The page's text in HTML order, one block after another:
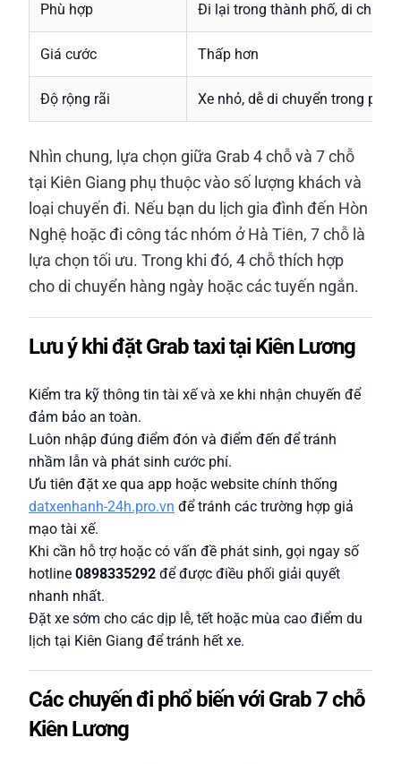
Phù hợp Đi lại trong thành phố, di
Giá cước Thấp hơn
Độ rộng rãi Xe nhỏ, dễ di chuyển trong phố
Nhìn chung, lựa chọn giữa Grab 4 chỗ và 7 chỗ
tại Kiên Giang phụ thuộc vào số lượng khách và
loại chuyến đi. Nếu bạn du lịch gia đình đến Hòn
Nghệ hoặc đi công tác nhóm ở Hà Tiên, 7 chỗ là
lựa chọn tối ưu. Trong khi đó, 4 chỗ thích hợp
cho di chuyển hàng ngày hoặc các tuyến ngắn.
Lưu ý khi đặt Grab taxi tại Kiên Lương
Kiểm tra kỹ thông tin tài xế và xe khi nhận chuyến để
đảm bảo an toàn.
Luôn nhập đúng điểm đón và điểm đến để tránh
nhầm lẫn và phát sinh cước phí.
Ưu tiên đặt xe qua app hoặc website chính thống
datxenhanh-24h.pro.vn để tránh các trường hợp giả
mạo tài xế.
Khi cần hỗ trợ hoặc có vấn đề phát sinh, gọi ngay số
hotline 0898335292 để được điều phối giải quyết
nhanh nhất.
Đặt xe sớm cho các dịp lễ, tết hoặc mùa cao điểm du
lịch tại Kiên Giang để tránh hết xe.
Các chuyến đi phổ biến với Grab 7 chỗ
Kiên Lương